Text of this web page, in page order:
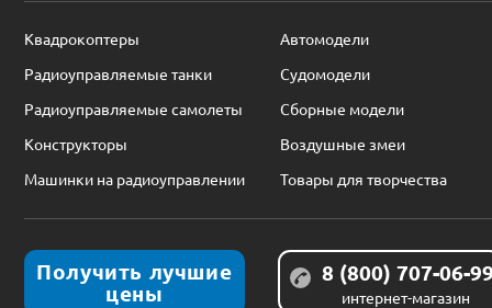
Квадрокоптеры
Автомодели
Радиоуправляемые танки
Судомодели
Радиоуправляемые самолеты
Сборные модели
Конструкторы
Воздушные змеи
Машинки на радиоуправлении
Товары для творчества
Получить лучшие
цены
8 (800) 707-06-
интернет-магазин